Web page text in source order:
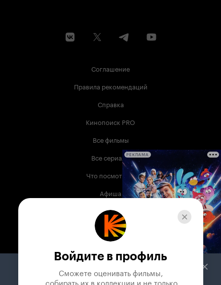
Соглашение
Правила рекомендаций
Справка
Кинопоиск PRO
Все фильмы
Все сериалы
Что посмотреть
Афиша
Музыка
Телепрограмма
Служба поддержки
РЕКЛАМА
Войдите в профиль
Сможете оценивать фильмы,
собирать их в коллекции и не только